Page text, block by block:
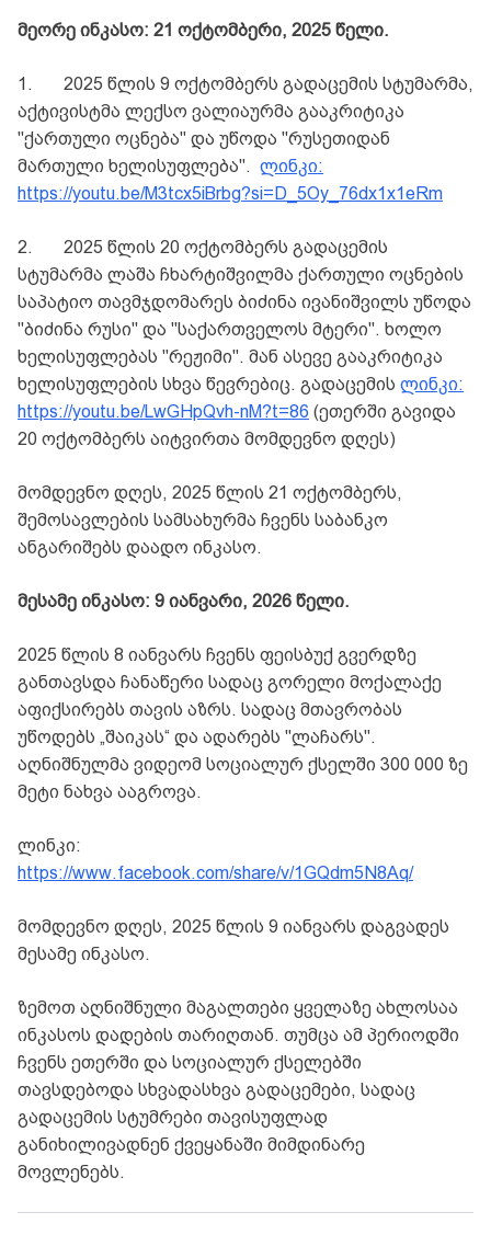
მეორე ინკასო: 21 ოქტომბერი, 2025 წელი.
1. 2025 წლის 9 ოქტომბერს გადაცემის სტუმარმა,
აქტივისტმა ლექსო ვალიაურმა გააკრიტიკა
"ქართული ოცნება" და უწოდა "რუსეთიდან
მართული ხელისუფლება". ლინკი:
https://youtu.be/M3tcx5iBrbg?si=D_5Oy_76dx1x1eRm
2. 2025 წლის 20 ოქტომბერს გადაცემის
სტუმარმა ლაშა ჩხარტიშვილმა ქართული ოცნების
საპატიო თავმჯდომარეს ბიძინა ივანიშვილს უწოდა
"ბიძინა რუსი" და "საქართველოს მტერი". ხოლო
ხელისუფლებას "რეჟიმი". მან ასევე გააკრიტიკა
ხელისუფლების სხვა წევრებიც. გადაცემის ლინკი:
https://youtu.be/LwGHpQvh-nM?t=86 (ეთერში გავიდა
20 ოქტომბერს აიტვირთა მომდევნო დღეს)
მომდევნო დღეს, 2025 წლის 21 ოქტომბერს,
შემოსავლების სამსახურმა ჩვენს საბანკო
ანგარიშებს დაადო ინკასო.
მესამე ინკასო: 9 იანვარი, 2026 წელი.
2025 წლის 8 იანვარს ჩვენს ფეისბუქ გვერდზე
განთავსდა ჩანაწერი სადაც გორელი მოქალაქე
აფიქსირებს თავის აზრს. სადაც მთავრობას
უწოდებს „შაიკას“ და ადარებს "ლაჩარს".
აღნიშნულმა ვიდეომ სოციალურ ქსელში 300 000 ზე
მეტი ნახვა ააგროვა.
ლინკი:
https://www.facebook.com/share/v/1GQdm5N8Aq/
მომდევნო დღეს, 2025 წლის 9 იანვარს დაგვადეს
მესამე ინკასო.
ზემოთ აღნიშნული მაგალთები ყველაზე ახლოსაა
ინკასოს დადების თარიღთან. თუმცა ამ პერიოდში
ჩვენს ეთერში და სოციალურ ქსელებში
თავსდებოდა სხვადასხვა გადაცემები, სადაც
გადაცემის სტუმრები თავისუფლად
განიხილივადნენ ქვეყანაში მიმდინარე
მოვლენებს.